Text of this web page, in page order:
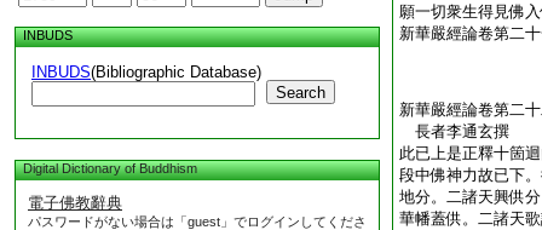
INBUDS
INBUDS(Bibliographic Database)
Search
Digital Dictionary of Buddhism
電子佛教辭典
パスワードがない場合は「guest」でログインしてくださ
願一切衆生得見佛
新華嚴經論卷第二
新華嚴經論卷第二
長者李通玄撰
此已上是正釋十箇
段中佛神力故已下
地分。二諸天興供
華幡蓋供。二諸天